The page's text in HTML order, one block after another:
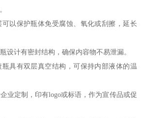
以保护瓶体免受腐蚀、氧化或刮擦，延长
设计有密封结构，确保内容物不易泄漏。
具有双层真空结构，可保持内部液体的温
业定制，印有logo或标语，作为宣传品或促